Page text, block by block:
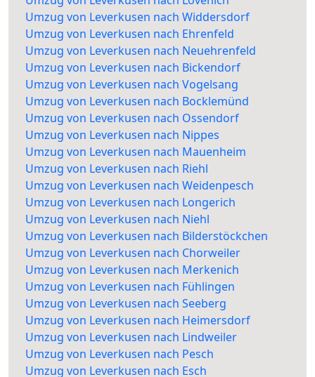
Umzug von Leverkusen nach Widdersdorf
Umzug von Leverkusen nach Ehrenfeld
Umzug von Leverkusen nach Neuehrenfeld
Umzug von Leverkusen nach Bickendorf
Umzug von Leverkusen nach Vogelsang
Umzug von Leverkusen nach Bocklemünd
Umzug von Leverkusen nach Ossendorf
Umzug von Leverkusen nach Nippes
Umzug von Leverkusen nach Mauenheim
Umzug von Leverkusen nach Riehl
Umzug von Leverkusen nach Weidenpesch
Umzug von Leverkusen nach Longerich
Umzug von Leverkusen nach Niehl
Umzug von Leverkusen nach Bilderstöckchen
Umzug von Leverkusen nach Chorweiler
Umzug von Leverkusen nach Merkenich
Umzug von Leverkusen nach Fühlingen
Umzug von Leverkusen nach Seeberg
Umzug von Leverkusen nach Heimersdorf
Umzug von Leverkusen nach Lindweiler
Umzug von Leverkusen nach Pesch
Umzug von Leverkusen nach Esch